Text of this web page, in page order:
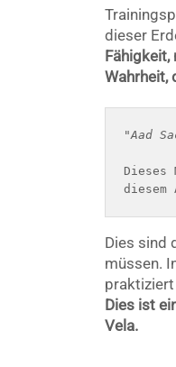
dieser
Wahrheit,
"Aad
diesem
Dies sind
müssen.
praktiziert
Dies ist
Vela.